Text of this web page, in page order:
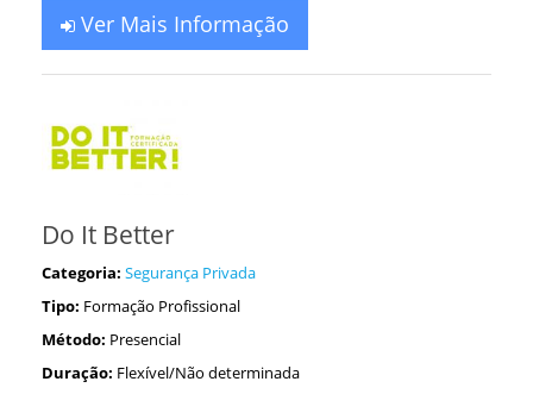
Ver Mais Informação
Do It Better
Categoria: Segurança Privada
Tipo: Formação Profissional
Método: Presencial
Duração: Flexível/Não determinada